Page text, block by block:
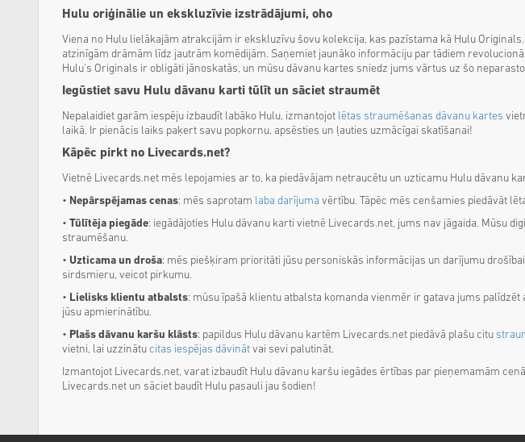
Hulu oriģinālie un ekskluzīvie izstrādājumi, oho
Viena no Hulu lielākajām atrakcijām ir ekskluzīvu šovu kolekcija, kas pazīstama kā Hulu
atzinīgām drāmām līdz jautrām komēdijām. Saņemiet jaunāko informāciju par tādiem
Hulu's Originals ir obligāti jānoskatās, un mūsu dāvanu kartes sniedz jums vārtus uz šo
Iegūstiet savu Hulu dāvanu karti tūlīt un sāciet straumēt
Nepalaidiet garām iespēju izbaudīt labāko Hulu, izmantojot lētas straumēšanas dāvanu kartes
laikā. Ir pienācis laiks paķert savu popkornu, apsēsties un ļauties uzmācīgai skatīšanai!
Kāpēc pirkt no Livecards.net?
Vietnē Livecards.net mēs lepojamies ar to, ka piedāvājam netraucētu un uzticamu Hulu dāvanu
• Nepārspējamas cenas: mēs saprotam laba darījuma vērtību. Tāpēc mēs cenšamies piedāvāt
• Tūlītēja piegāde: iegādājoties Hulu dāvanu karti vietnē Livecards.net, jums nav jāgaida. Mūsu
straumēšanu.
• Uzticama un droša: mēs piešķiram prioritāti jūsu personiskās informācijas un darījumu
sirdsmieru, veicot pirkumu.
• Lielisks klientu atbalsts: mūsu īpašā klientu atbalsta komanda vienmēr ir gatava jums
jūsu apmierinātību.
• Plašs dāvanu karšu klāsts: papildus Hulu dāvanu kartēm Livecards.net piedāvā plašu citu
vietni, lai uzzinātu citas iespējas dāvināt vai sevi palutināt.
Izmantojot Livecards.net, varat izbaudīt Hulu dāvanu karšu iegādes ērtības par pieņemamām
Livecards.net un sāciet baudīt Hulu pasauli jau šodien!